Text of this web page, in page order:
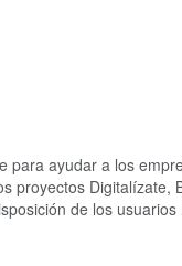
ayudar a los
proyectos Digitalízate,
de los